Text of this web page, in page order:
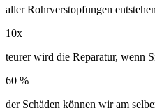
aller Rohrverstopfungen
10x
teurer wird die Reparatur, wenn
60 %
der Schäden können wir am